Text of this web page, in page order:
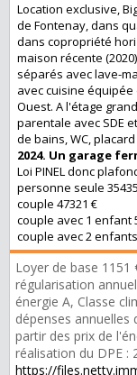
Location exclusive,
de Fontenay, dans
dans copropriété
maison récente
séparés avec lave-
avec cuisine
Ouest. A l'étage
parentale avec SDE
de bains, WC,
2024. Un garage
Loi PINEL donc
personne seule
couple 47321 €
couple avec 1 enfant
couple avec 2
Loyer de base
régularisation
énergie A, Classe
dépenses annuelles
partir des prix de
réalisation du DPE :
https://